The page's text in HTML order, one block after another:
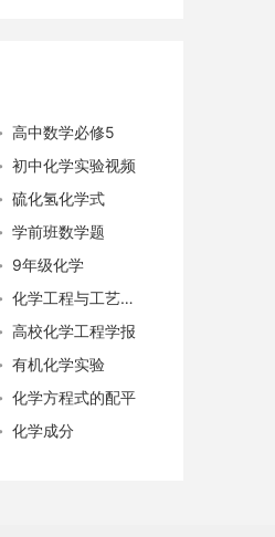
高中数学必修5
初中化学实验视频
硫化氢化学式
学前班数学题
9年级化学
化学工程与工艺专业
高校化学工程学报
有机化学实验
化学方程式的配平
化学成分